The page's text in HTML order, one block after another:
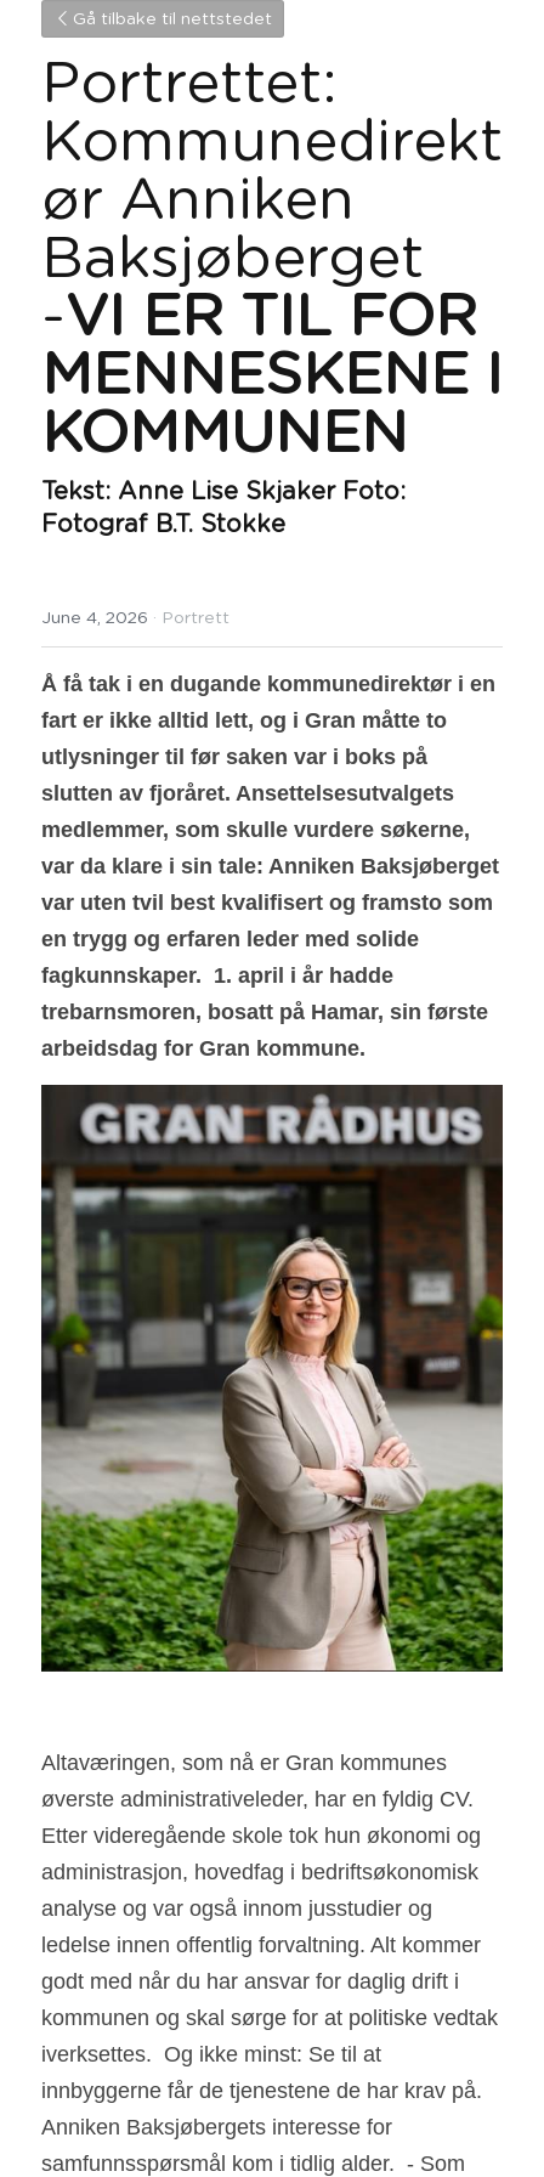
Gå tilbake til nettstedet
Portrettet:
Kommunedirekt
ør Anniken
Baksjøberget
-VI ER TIL FOR
MENNESKENE I
KOMMUNEN
Tekst: Anne Lise Skjaker Foto:
Fotograf B.T. Stokke
June 4, 2026 · Portrett
Å få tak i en dugande kommunedirektør i en
fart er ikke alltid lett, og i Gran måtte to
utlysninger til før saken var i boks på
slutten av fjoråret. Ansettelsesutvalgets
medlemmer, som skulle vurdere søkerne,
var da klare i sin tale: Anniken Baksjøberget
var uten tvil best kvalifisert og framsto som
en trygg og erfaren leder med solide
fagkunnskaper.  1. april i år hadde
trebarnsmoren, bosatt på Hamar, sin første
arbeidsdag for Gran kommune.
Altaværingen, som nå er Gran kommunes
øverste administrativeleder, har en fyldig CV.
Etter videregående skole tok hun økonomi og
administrasjon, hovedfag i bedriftsøkonomisk
analyse og var også innom jusstudier og
ledelse innen offentlig forvaltning. Alt kommer
godt med når du har ansvar for daglig drift i
kommunen og skal sørge for at politiske vedtak
iverksettes.  Og ikke minst: Se til at
innbyggerne får de tjenestene de har krav på.
Anniken Baksjøbergets interesse for
samfunnsspørsmål kom i tidlig alder.  - Som